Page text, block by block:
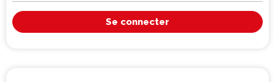
Se connecter